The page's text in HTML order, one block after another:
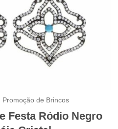
Promoção de Brincos
Festa Ródio Negro